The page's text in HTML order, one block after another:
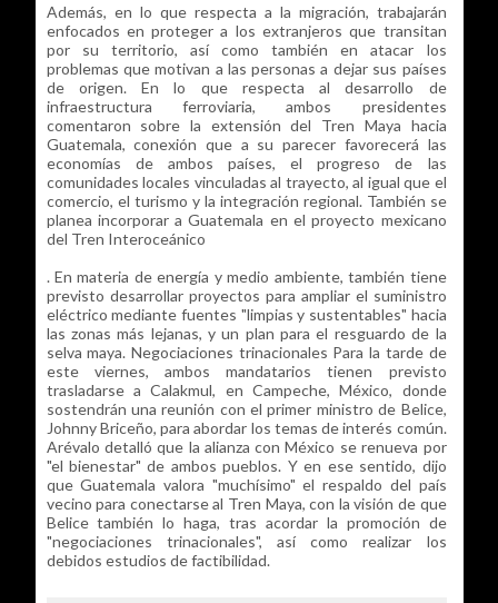
Además, en lo que respecta a la migración, trabajarán
enfocados en proteger a los extranjeros que transitan
por su territorio, así como también en atacar los
problemas que motivan a las personas a dejar sus países
de origen. En lo que respecta al desarrollo de
infraestructura ferroviaria, ambos presidentes
comentaron sobre la extensión del Tren Maya hacia
Guatemala, conexión que a su parecer favorecerá las
economías de ambos países, el progreso de las
comunidades locales vinculadas al trayecto, al igual que el
comercio, el turismo y la integración regional. También se
planea incorporar a Guatemala en el proyecto mexicano
del Tren Interoceánico
. En materia de energía y medio ambiente, también tiene
previsto desarrollar proyectos para ampliar el suministro
eléctrico mediante fuentes "limpias y sustentables" hacia
las zonas más lejanas, y un plan para el resguardo de la
selva maya. Negociaciones trinacionales Para la tarde de
este viernes, ambos mandatarios tienen previsto
trasladarse a Calakmul, en Campeche, México, donde
sostendrán una reunión con el primer ministro de Belice,
Johnny Briceño, para abordar los temas de interés común.
Arévalo detalló que la alianza con México se renueva por
"el bienestar" de ambos pueblos. Y en ese sentido, dijo
que Guatemala valora "muchísimo" el respaldo del país
vecino para conectarse al Tren Maya, con la visión de que
Belice también lo haga, tras acordar la promoción de
"negociaciones trinacionales", así como realizar los
debidos estudios de factibilidad.